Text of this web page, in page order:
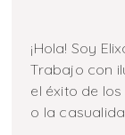
¡Hola! Soy
Trabajo con
el éxito de
o la